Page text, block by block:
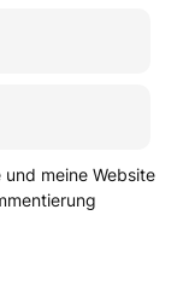
und meine Website